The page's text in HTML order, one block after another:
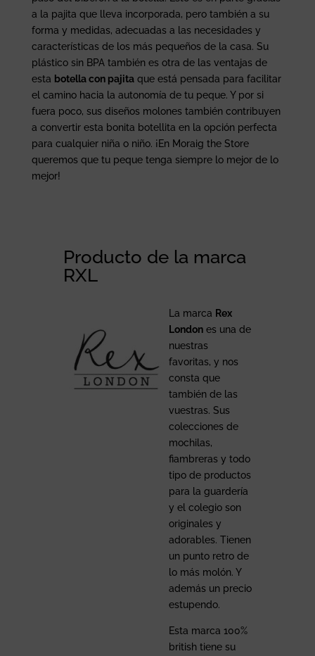
a la pajita que lleva incorporada, pero también a su
forma y medidas, adecuadas a las necesidades y
características de los más pequeños de la casa. Su
plástico sin BPA también es otra de las ventajas de
esta botella con pajitaque está pensada para facilitar
el camino hacia la autonomía de tu peque. Y por si
fuera poco, sus diseños molones también contribuyen
a convertir esta bonita botellita en la opción perfecta
para cualquier niña o niño. ¡En Moraig the Store
queremos que tu peque tenga siempre lo mejor de lo
mejor!
Producto de la marca
RXL
La marca Rex
Londones una de
nuestras
favoritas, y nos
consta que
también de las
vuestras. Sus
colecciones de
mochilas,
fiambreras y todo
tipo de productos
para la guardería
y el colegio son
originales y
adorables. Tienen
un punto retro de
lo más molón. Y
además un precio
estupendo.
Esta marca 100%
british tiene su